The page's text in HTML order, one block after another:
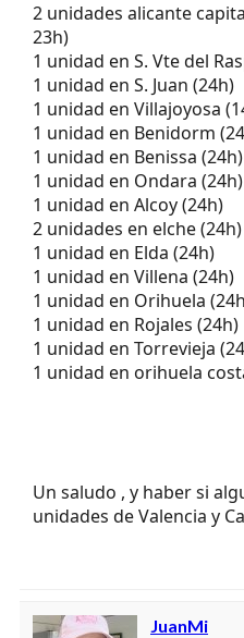
2 unidades alicante
23h)
1 unidad en S. Vte del
1 unidad en S. Juan (24h)
1 unidad en Villajoyosa
1 unidad en Benidorm
1 unidad en Benissa (24h)
1 unidad en Ondara (24h)
1 unidad en Alcoy (24h)
2 unidades en elche (24h)
1 unidad en Elda (24h)
1 unidad en Villena (24h)
1 unidad en Orihuela
1 unidad en Rojales (24h)
1 unidad en Torrevieja
1 unidad en orihuela
Un saludo , y haber si
unidades de Valencia y
JuanMi